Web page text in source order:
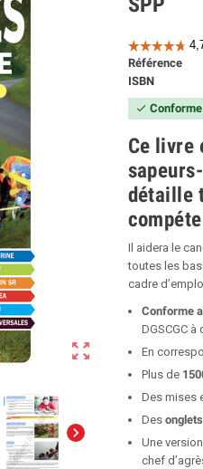
zoom_out_map
chevron_right
Référence
ISBN
check Conforme
Ce livre
détaille
Il aidera le
toutes les
cadre
Conforme
DGSCGC
En
Plus de
Des mises
Des
Une
chef